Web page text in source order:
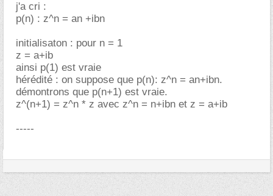
j'a cri :
p(n) : z^n = an +ibn
initialisaton : pour n = 1
z = a+ib
ainsi p(1) est vraie
hérédité : on suppose que p(n): z^n = an+ibn.
démontrons que p(n+1) est vraie.
z^(n+1) = z^n * z avec z^n = n+ibn et z = a+ib
-----